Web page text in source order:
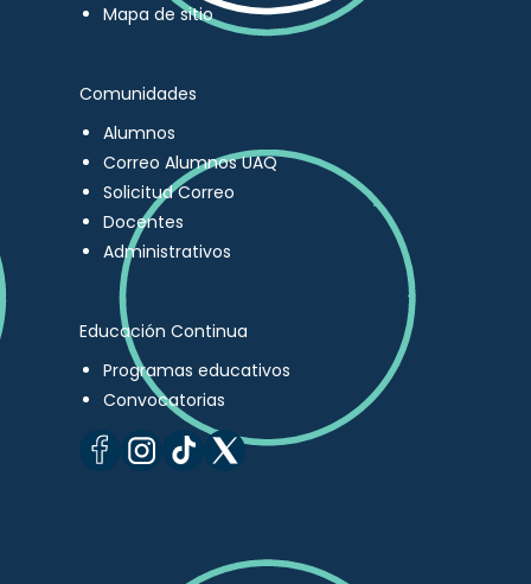
Mapa de sitio
Comunidades
Alumnos
Correo Alumnos UAQ
Solicitud Correo
Docentes
Administrativos
Educación Continua
Programas educativos
Convocatorias